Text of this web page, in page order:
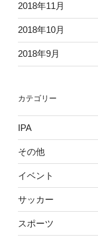
2018年11月
2018年10月
2018年9月
カテゴリー
IPA
その他
イベント
サッカー
スポーツ